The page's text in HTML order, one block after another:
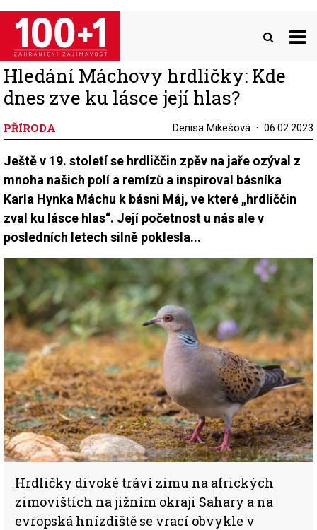
Přejít
hlavnímu
obsahu
Hledání Máchovy hrdličky: Kde
dnes zve ku lásce její hlas?
PŘÍRODA Denisa Mikešová 06.02.2023
Ještě v 19. století se hrdliččin zpěv na jaře ozýval z
mnoha našich polí a remízů a inspiroval básníka
Karla Hynka Máchu k básni Máj, ve které „hrdliččin
zval ku lásce hlas“. Její početnost u nás ale v
posledních letech silně poklesla...
Hrdličky divoké tráví zimu na afrických
zimovištích na jižním okraji Sahary a na
evropská hnízdiště se vrací obvykle v